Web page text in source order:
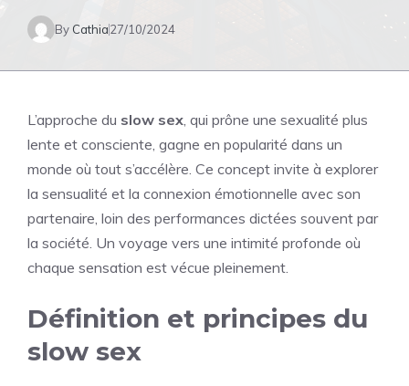
By Cathia27/10/2024
L’approche du slow sex, qui prône une sexualité plus
lente et consciente, gagne en popularité dans un
monde où tout s’accélère. Ce concept invite à explorer
la sensualité et la connexion émotionnelle avec son
partenaire, loin des performances dictées souvent par
la société. Un voyage vers une intimité profonde où
chaque sensation est vécue pleinement.
Définition et principes du
slow sex